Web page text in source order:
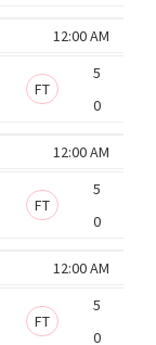
12:00 AM
5
FT
0
12:00 AM
5
FT
0
12:00 AM
5
FT
0